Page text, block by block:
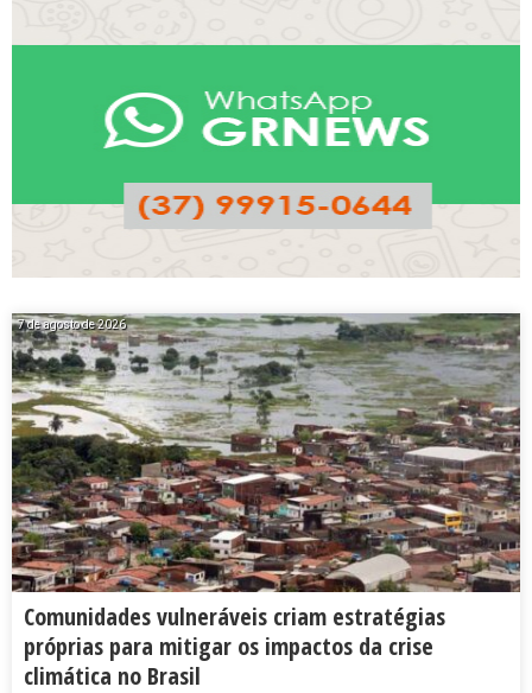
7 de agosto de 2026
Comunidades vulneráveis criam estratégias
próprias para mitigar os impactos da crise
climática no Brasil